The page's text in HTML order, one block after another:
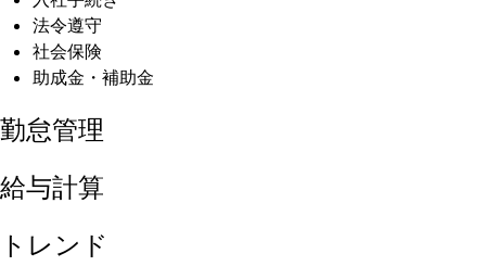
法令遵守
社会保険
助成金・補助金
勤怠管理
給与計算
トレンド